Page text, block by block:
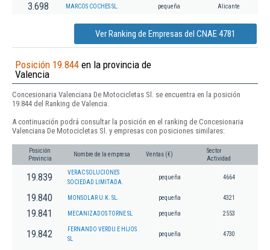
3.698 MARCOS COCHES SL. pequeña Alicante
Ver Ranking de Empresas del CNAE 4781
Posición 19.844 en la provincia de
Valencia
Concesionaria Valenciana De Motocicletas Sl. se encuentra en la posición
19.844 del Ranking de Valencia.
A continuación podrá consultar la posición en el ranking de Concesionaria
Valenciana De Motocicletas Sl. y empresas con posiciones similares:
Posición
Provincia
Nombre de la empresa Ventas (€)
Sector
Actividad
19.839
VERAC SOLUCIONES
SOCIEDAD LIMITADA.
pequeña 4664
19.840 MONSOLAR U.K. SL. pequeña 4321
19.841 MECANIZADOS TORNE SL pequeña 2553
19.842
FERNANDO VERDU E HIJOS
SL
pequeña 4730